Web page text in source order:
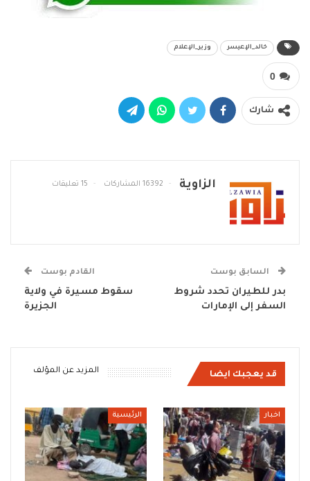
خالد_الإعيسر وزير_الإعلام
0
شارك
الزاوية 16392 المشاركات 15 تعليقات
السابق بوست
بدر للطيران تحدد شروط
السفر إلى الإمارات
القادم بوست
سقوط مسيرة في ولاية
الجزيرة
قد يعجبك ايضا المزيد عن المؤلف
اخبار الرئيسية